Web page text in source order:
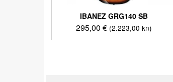
IBANEZ GRG140 SB
295,00 € (2.223,00 kn)